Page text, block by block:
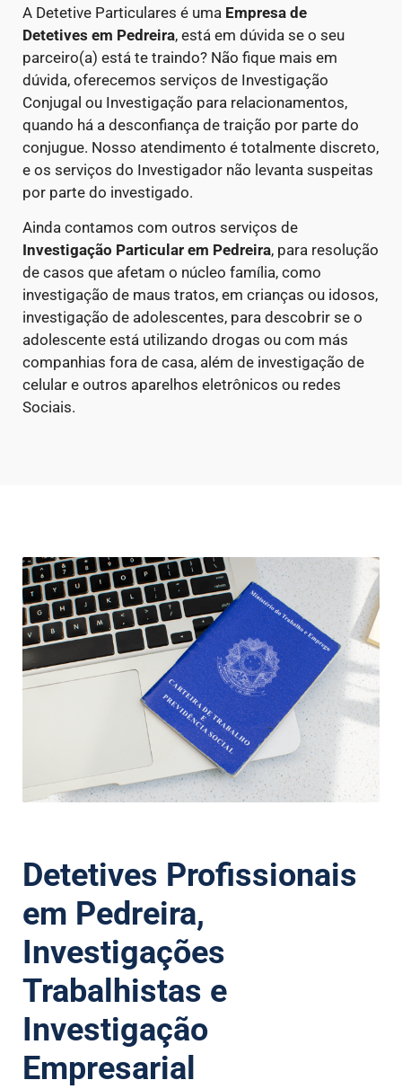
A Detetive Particulares é uma Empresa de
Detetives em Pedreira, está em dúvida se o seu
parceiro(a) está te traindo? Não fique mais em
dúvida, oferecemos serviços de Investigação
Conjugal ou Investigação para relacionamentos,
quando há a desconfiança de traição por parte do
conjugue. Nosso atendimento é totalmente discreto,
e os serviços do Investigador não levanta suspeitas
por parte do investigado.
Ainda contamos com outros serviços de
Investigação Particular em Pedreira, para resolução
de casos que afetam o núcleo família, como
investigação de maus tratos, em crianças ou idosos,
investigação de adolescentes, para descobrir se o
adolescente está utilizando drogas ou com más
companhias fora de casa, além de investigação de
celular e outros aparelhos eletrônicos ou redes
Sociais.
Detetives Profissionais
em Pedreira,
Investigações
Trabalhistas e
Investigação
Empresarial